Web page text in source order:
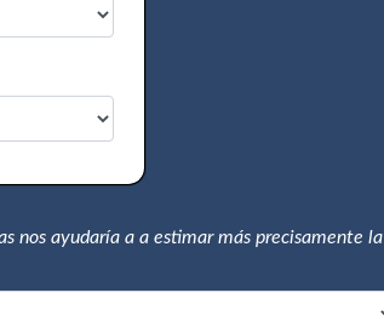
nos ayudaría a a estimar más precisamente la